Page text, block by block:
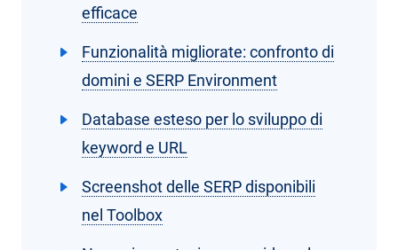
efficace
Funzionalità migliorate: confronto di
domini e SERP Environment
Database esteso per lo sviluppo di
keyword e URL
Screenshot delle SERP disponibili
nel Toolbox